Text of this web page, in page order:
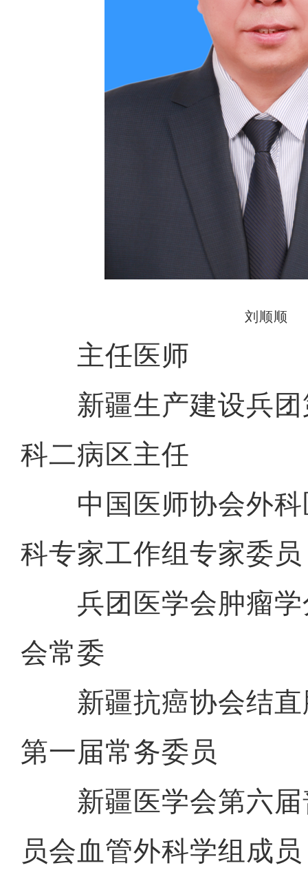
刘顺顺
主任医师
新疆生产建设兵团
科二病区主任
中国医师协会外科
科专家工作组专家委员
兵团医学会肿瘤学
会常委
新疆抗癌协会结直
第一届常务委员
新疆医学会第六届
员会血管外科学组成员